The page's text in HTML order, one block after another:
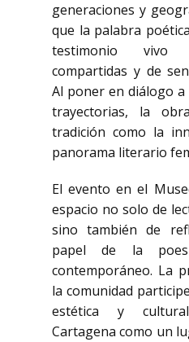
generaciones y
que la palabra
testimonio vivo
compartidas y de
Al poner en diálogo
trayectorias, la
tradición como la
panorama literario
El evento en el
espacio no solo de
sino también de
papel de la
contemporáneo. La
la comunidad
estética y
Cartagena como un